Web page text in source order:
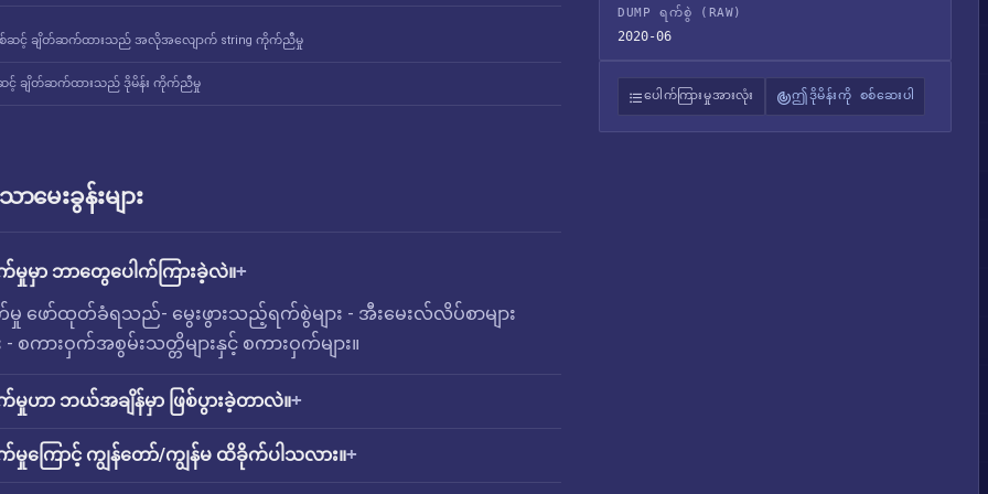
ဆင့် ချိတ်ဆက်ထားသည် အလိုအလျောက် string ကိုက်ညီမှု
င့် ချိတ်ဆက်ထားသည် ဒိုမိန်း ကိုက်ညီမှု
မေးခွန်းများ
က်မှုမှာ ဘာတွေပေါက်ကြားခဲ့လဲ။
က်မှု ဖော်ထုတ်ခံရသည်- မွေးဖွားသည့်ရက်စွဲများ - အီးမေးလ်လိပ်စာများ
- စကားဝှက်အစွမ်းသတ္တိများနှင့် စကားဝှက်များ။
က်မှုဟာ ဘယ်အချိန်မှာ ဖြစ်ပွားခဲ့တာလဲ။
က်မှုကြောင့် ကျွန်တော်/ကျွန်မ ထိခိုက်ပါသလား။
DUMP ရက်စွဲ (RAW)
2020-06
ပေါက်ကြားမှုအားလုံး ဤဒိုမိန်းကို စစ်ဆေးပါ